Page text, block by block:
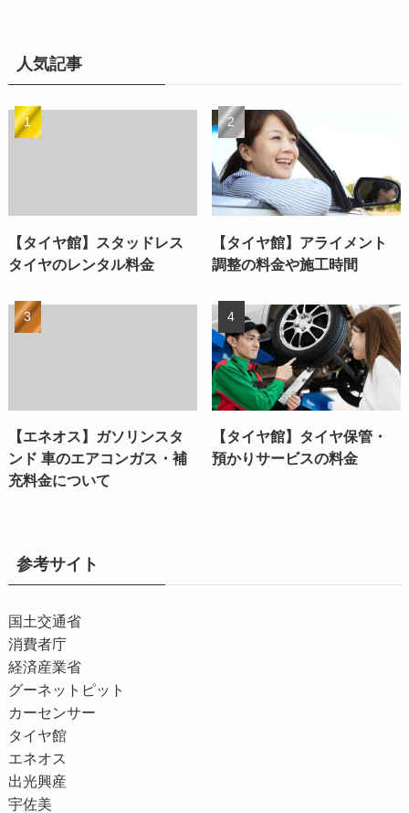
人気記事
【タイヤ館】スタッドレス
タイヤのレンタル料金
【タイヤ館】アライメント
調整の料金や施工時間
【エネオス】ガソリンスタ
ンド 車のエアコンガス・補
充料金について
【タイヤ館】タイヤ保管・
預かりサービスの料金
参考サイト
国土交通省
消費者庁
経済産業省
グーネットピット
カーセンサー
タイヤ館
エネオス
出光興産
宇佐美